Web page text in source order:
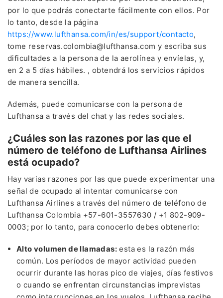
por lo que podrás conectarte fácilmente con ellos. Por
lo tanto, desde la página
https://www.lufthansa.com/in/es/support/contacto,
tome reservas.colombia@lufthansa.com y escriba sus
dificultades a la persona de la aerolínea y envíelas, y,
en 2 a 5 días hábiles. , obtendrá los servicios rápidos
de manera sencilla.
Además, puede comunicarse con la persona de
Lufthansa a través del chat y las redes sociales.
¿Cuáles son las razones por las que el
número de teléfono de Lufthansa Airlines
está ocupado?
Hay varias razones por las que puede experimentar una
señal de ocupado al intentar comunicarse con
Lufthansa Airlines a través del número de teléfono de
Lufthansa Colombia +57-601-3557630 / +1 802-909-
0003; por lo tanto, para conocerlo debes obtenerlo:
Alto volumen de llamadas: esta es la razón más
común. Los períodos de mayor actividad pueden
ocurrir durante las horas pico de viajes, días festivos
o cuando se enfrentan circunstancias imprevistas